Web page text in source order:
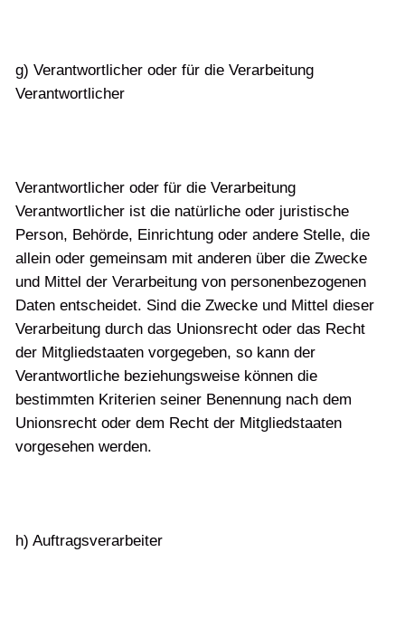
g) Verantwortlicher oder für die Verarbeitung
Verantwortlicher
Verantwortlicher oder für die Verarbeitung
Verantwortlicher ist die natürliche oder juristische
Person, Behörde, Einrichtung oder andere Stelle, die
allein oder gemeinsam mit anderen über die Zwecke
und Mittel der Verarbeitung von personenbezogenen
Daten entscheidet. Sind die Zwecke und Mittel dieser
Verarbeitung durch das Unionsrecht oder das Recht
der Mitgliedstaaten vorgegeben, so kann der
Verantwortliche beziehungsweise können die
bestimmten Kriterien seiner Benennung nach dem
Unionsrecht oder dem Recht der Mitgliedstaaten
vorgesehen werden.
h) Auftragsverarbeiter